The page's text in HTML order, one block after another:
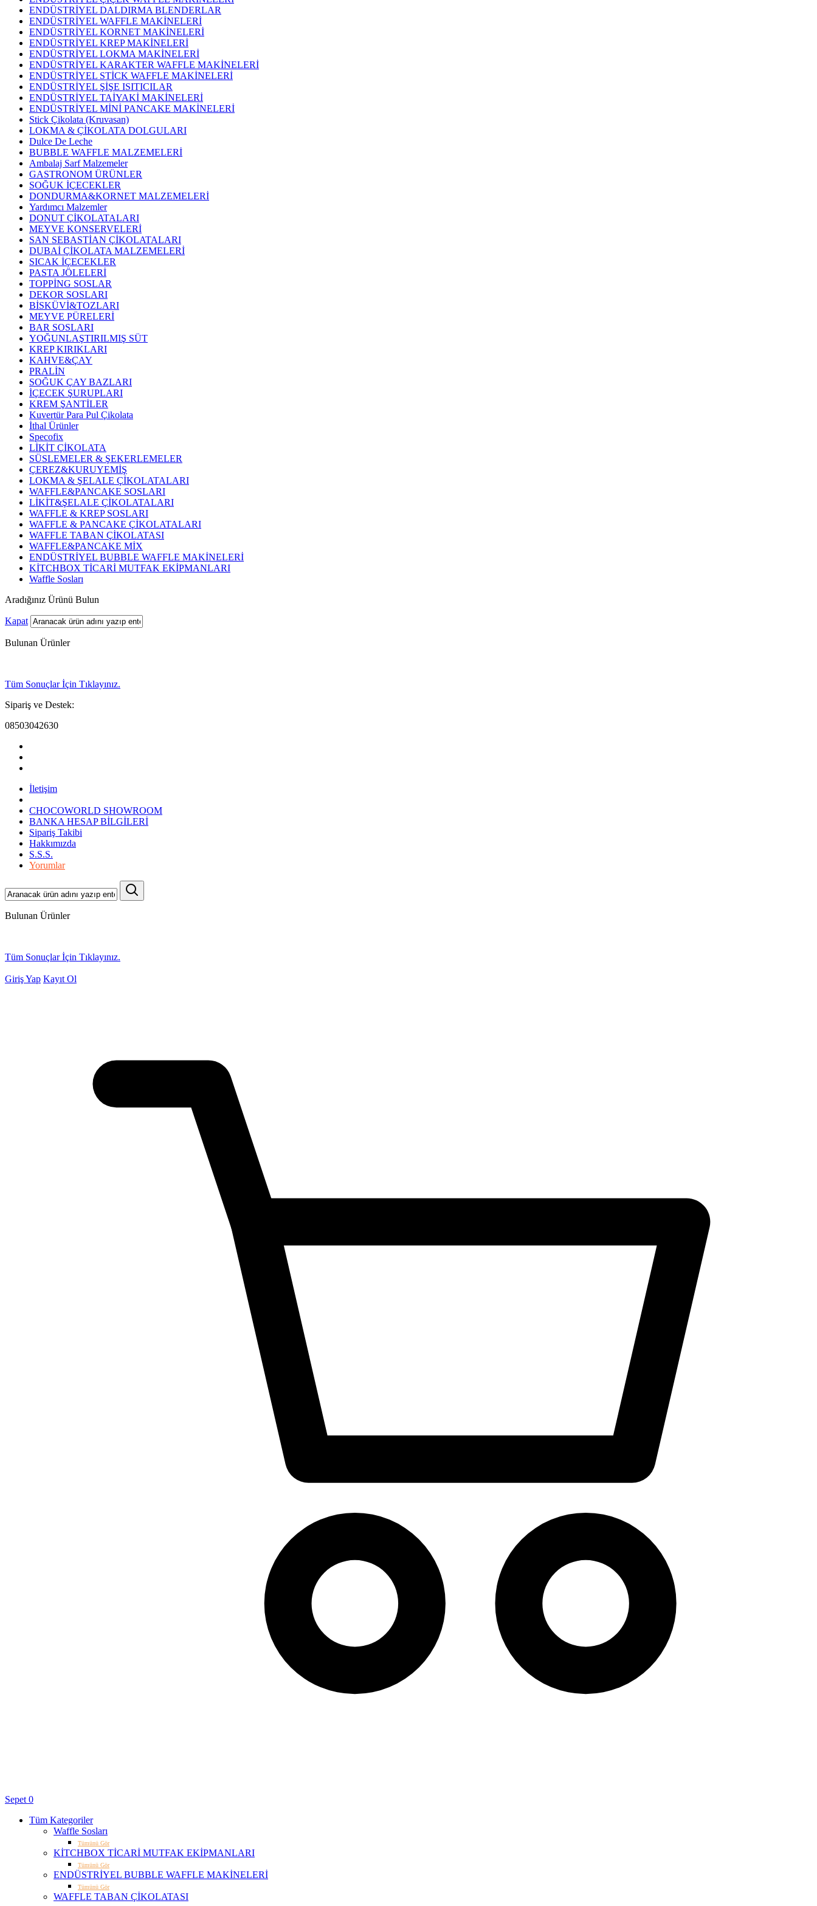
ENDÜSTRİYEL DALDIRMA BLENDERLAR
ENDÜSTRİYEL WAFFLE MAKİNELERİ
ENDÜSTRİYEL KORNET MAKİNELERİ
ENDÜSTRİYEL KREP MAKİNELERİ
ENDÜSTRİYEL LOKMA MAKİNELERİ
ENDÜSTRİYEL KARAKTER WAFFLE MAKİNELERİ
ENDÜSTRİYEL STİCK WAFFLE MAKİNELERİ
ENDÜSTRİYEL ŞİŞE ISITICILAR
ENDÜSTRİYEL TAİYAKİ MAKİNELERİ
ENDÜSTRİYEL MİNİ PANCAKE MAKİNELERİ
Stick Çikolata (Kruvasan)
LOKMA & ÇİKOLATA DOLGULARI
Dulce De Leche
BUBBLE WAFFLE MALZEMELERİ
Ambalaj Sarf Malzemeler
GASTRONOM ÜRÜNLER
SOĞUK İÇECEKLER
DONDURMA&KORNET MALZEMELERİ
Yardımcı Malzemler
DONUT ÇİKOLATALARI
MEYVE KONSERVELERİ
SAN SEBASTİAN ÇİKOLATALARI
DUBAİ ÇİKOLATA MALZEMELERİ
SICAK İÇECEKLER
PASTA JÖLELERİ
TOPPİNG SOSLAR
DEKOR SOSLARI
BİSKÜVİ&TOZLARI
MEYVE PÜRELERİ
BAR SOSLARI
YOĞUNLAŞTIRILMIŞ SÜT
KREP KIRIKLARI
KAHVE&ÇAY
PRALİN
SOĞUK ÇAY BAZLARI
İÇECEK ŞURUPLARI
KREM ŞANTİLER
Kuvertür Para Pul Çikolata
İthal Ürünler
Specofix
LİKİT ÇİKOLATA
SÜSLEMELER & ŞEKERLEMELER
ÇEREZ&KURUYEMİŞ
LOKMA & ŞELALE ÇİKOLATALARI
WAFFLE&PANCAKE SOSLARI
LİKİT&ŞELALE ÇİKOLATALARI
WAFFLE & KREP SOSLARI
WAFFLE & PANCAKE ÇİKOLATALARI
WAFFLE TABAN ÇİKOLATASI
WAFFLE&PANCAKE MİX
ENDÜSTRİYEL BUBBLE WAFFLE MAKİNELERİ
KİTCHBOX TİCARİ MUTFAK EKİPMANLARI
Waffle Sosları
Aradığınız Ürünü Bulun
Kapat
Bulunan Ürünler
Tüm Sonuçlar İçin Tıklayınız.
Sipariş ve Destek:
08503042630
İletişim
CHOCOWORLD SHOWROOM
BANKA HESAP BİLGİLERİ
Sipariş Takibi
Hakkımızda
S.S.S.
Yorumlar
Bulunan Ürünler
Tüm Sonuçlar İçin Tıklayınız.
Giriş Yap Kayıt Ol
Sepet 0
Tüm Kategoriler
Waffle Sosları
Tümünü Gör
KİTCHBOX TİCARİ MUTFAK EKİPMANLARI
Tümünü Gör
ENDÜSTRİYEL BUBBLE WAFFLE MAKİNELERİ
Tümünü Gör
WAFFLE TABAN ÇİKOLATASI